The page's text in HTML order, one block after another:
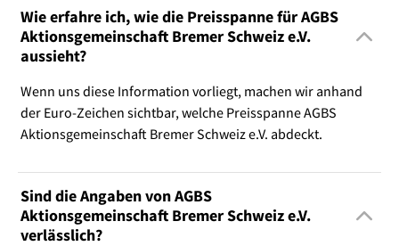
Wie erfahre ich, wie die Preisspanne für AGBS
Aktionsgemeinschaft Bremer Schweiz e.V.
aussieht?
Wenn uns diese Information vorliegt, machen wir anhand
der Euro-Zeichen sichtbar, welche Preisspanne AGBS
Aktionsgemeinschaft Bremer Schweiz e.V. abdeckt.
Sind die Angaben von AGBS
Aktionsgemeinschaft Bremer Schweiz e.V.
verlässlich?